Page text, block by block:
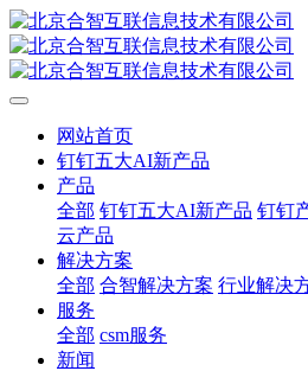
网站首页
钉钉五大AI新产品
产品
全部 钉钉五大AI新产品 钉钉
云产品
解决方案
全部 合智解决方案 行业解决
服务
全部 csm服务
新闻